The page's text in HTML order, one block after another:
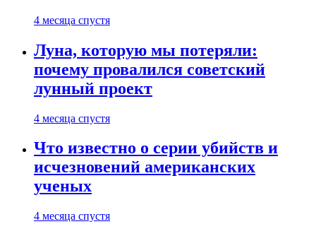
4 месяца спустя
Луна, которую мы потеряли:
почему провалился советский
лунный проект
4 месяца спустя
Что известно о серии убийств и
исчезновений американских
ученых
4 месяца спустя